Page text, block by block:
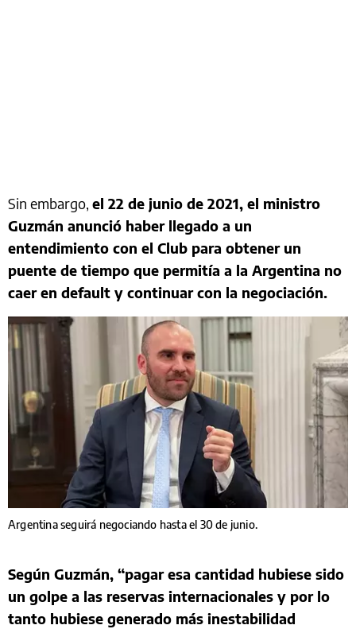
Sin embargo, el 22 de junio de 2021, el ministro
Guzmán anunció haber llegado a un
entendimiento con el Club para obtener un
puente de tiempo que permitía a la Argentina no
caer en default y continuar con la negociación.
Argentina seguirá negociando hasta el 30 de junio.
Según Guzmán, “pagar esa cantidad hubiese sido
un golpe a las reservas internacionales y por lo
tanto hubiese generado más inestabilidad